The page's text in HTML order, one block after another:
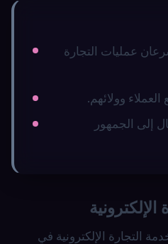
عمليات التجارة
وولائهم.
إلى الجمهور
الإلكترونية
التجارة الإلكترونية في